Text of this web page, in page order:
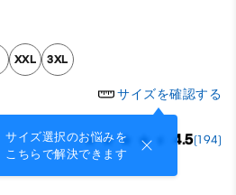
XXL 3XL
サイズを確認する
サイズ選択のお悩みを
こちらで解決できます
4.5(194)